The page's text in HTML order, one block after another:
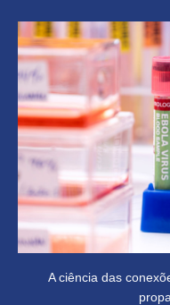
A ciência das